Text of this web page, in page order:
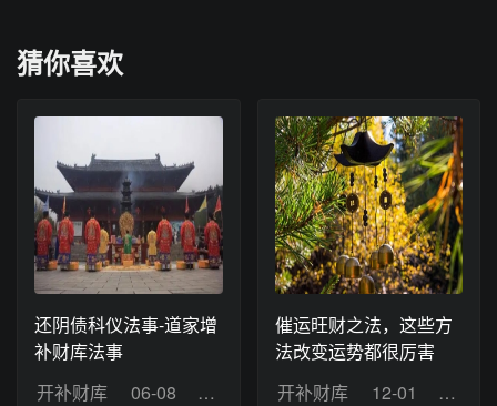
猜你喜欢
还阴债科仪法事-道家增
补财库法事
开补财库
06-08 浏览：11
催运旺财之法，这些方
法改变运势都很厉害
开补财库
12-01 浏览